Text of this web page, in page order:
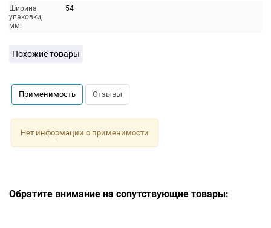
Ширина
упаковки,
мм:
54
Похожие товары
Применимость Отзывы
Нет информации о применимости
Обратите внимание на сопутствующие товары: